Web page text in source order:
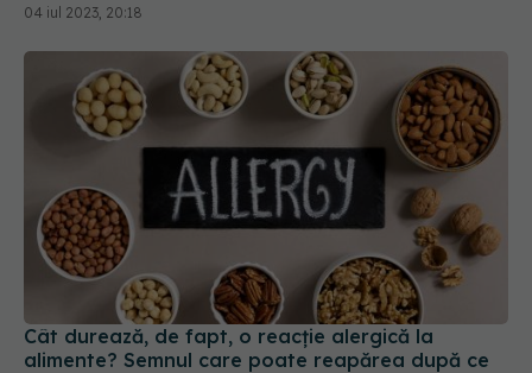
04 iul 2023, 20:18
Cât durează, de fapt, o reacție alergică la
alimente? Semnul care poate reapărea după ce